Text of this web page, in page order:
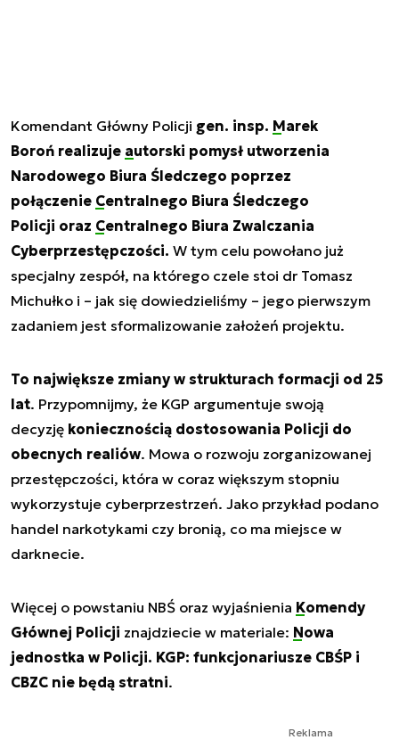
Komendant Główny Policji gen. insp. Marek
Boroń realizuje autorski pomysł utworzenia
Narodowego Biura Śledczego poprzez
połączenie Centralnego Biura Śledczego
Policji oraz Centralnego Biura Zwalczania
Cyberprzestępczości. W tym celu powołano już
specjalny zespół, na którego czele stoi dr Tomasz
Michułko i – jak się dowiedzieliśmy – jego pierwszym
zadaniem jest sformalizowanie założeń projektu.
To największe zmiany w strukturach formacji od 25
lat. Przypomnijmy, że KGP argumentuje swoją
decyzję koniecznością dostosowania Policji do
obecnych realiów. Mowa o rozwoju zorganizowanej
przestępczości, która w coraz większym stopniu
wykorzystuje cyberprzestrzeń. Jako przykład podano
handel narkotykami czy bronią, co ma miejsce w
darknecie.
Więcej o powstaniu NBŚ oraz wyjaśnienia Komendy
Głównej Policji znajdziecie w materiale: Nowa
jednostka w Policji. KGP: funkcjonariusze CBŚP i
CBZC nie będą stratni.
Reklama